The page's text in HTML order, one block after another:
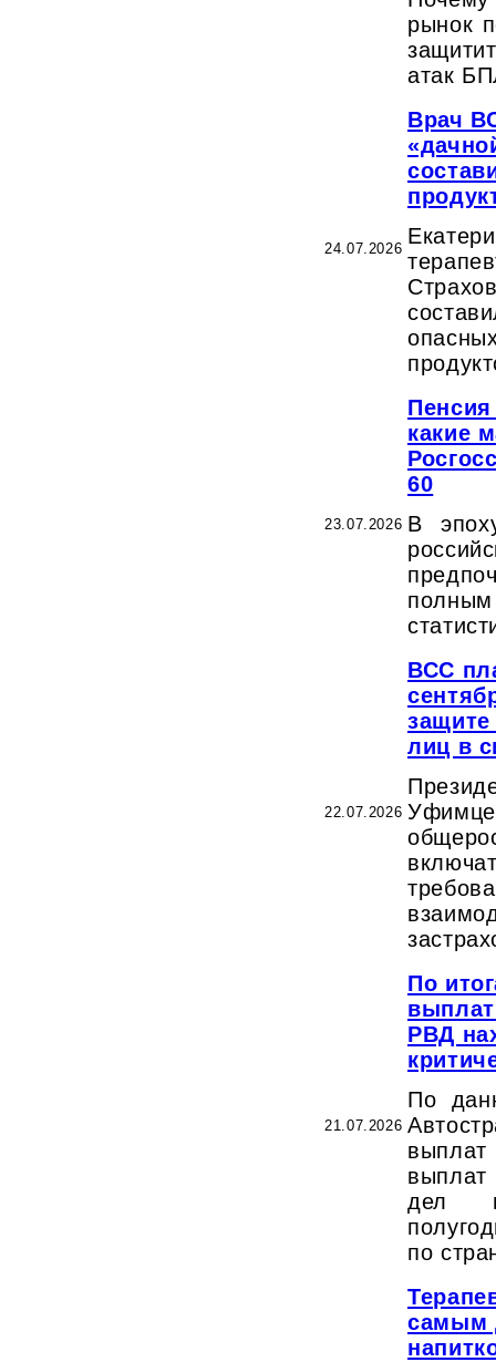
рынок
атак
24.07.2026
Врач
23.07.2026
какие
60
В
22.07.2026
ВСС
защите
лиц в
21.07.2026
По
РВД
По
дел
по
самым